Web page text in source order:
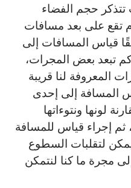
حجم الفضاء
تقع على بعد مسافات
قياس المسافات إلى
تبعد بعض المجرات،
المعروفة لنا قريبة
المسافة إلى إحدى
لونها ونتوءاتها
ثم إجراء قياس للمسافة
لتقلبات السطوع
مجرة ما كنا لنتمكن